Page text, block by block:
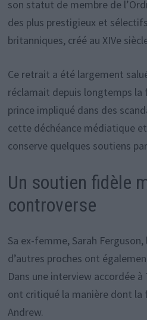
son statut de membre de
des plus prestigieux et
britanniques, créé au XIVe
Ce retrait a été largement
réclamait depuis longtemps la
prince impliqué dans des
cette déchéance médiatique
conserve quelques soutiens
Un soutien fidèle
controverse
Sa ex-femme, Sarah
d’autres proches ont
Dans une interview accordée
ont critiqué la manière dont
Andrew.